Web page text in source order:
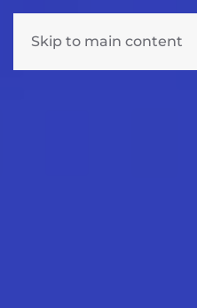
Skip to main content